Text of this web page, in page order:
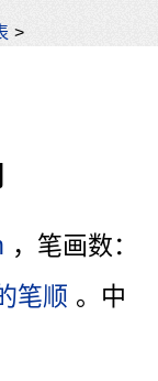
>
，笔画数：
笔顺 。中